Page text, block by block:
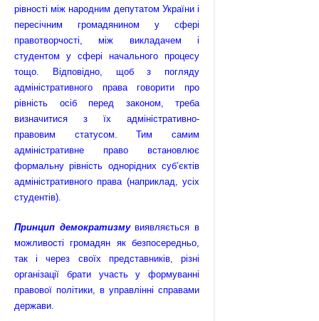
рівності між народним депутатом України і
пересічним громадянином у сфері
правотворчості, між викладачем і
студентом у сфері начального процесу
тощо. Відповідно, щоб з погляду
адміністративного права говорити про
рівність осіб перед законом, треба
визначитися з їх адміністративно-
правовим статусом. Тим самим
адміністративне право встановлює
формальну рівність однорідних суб’єктів
адміністративного права (наприклад, усіх
студентів).
Принцип демократизмувиявляється в
можливості громадян як безпосередньо,
так і через своїх представників, різні
організації брати участь у формуванні
правової політики, в управлінні справами
держави.